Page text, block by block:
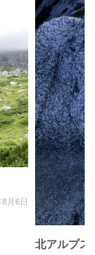
月6日
北アルプ